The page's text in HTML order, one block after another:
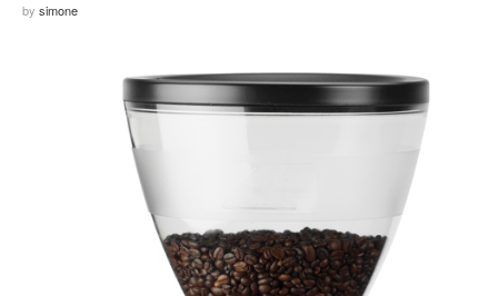
by simone